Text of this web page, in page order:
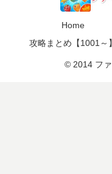
Home
攻略まとめ【1001～】
© 2014 ファ